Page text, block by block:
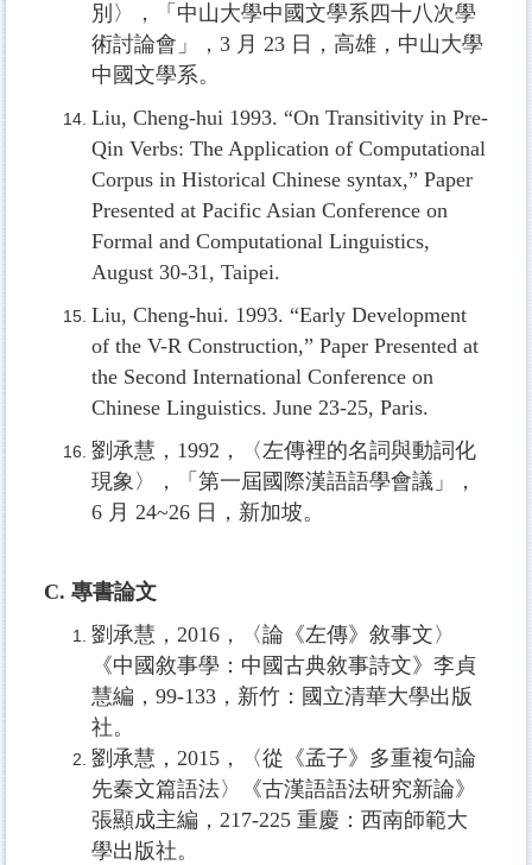
別〉，「中山大學中國文學系四十八次學
術討論會」，3 月 23 日，高雄，中山大學
中國文學系。
Liu, Cheng-hui 1993. “On Transitivity in Pre-
Qin Verbs: The Application of Computational
Corpus in Historical Chinese syntax,” Paper
Presented at Pacific Asian Conference on
Formal and Computational Linguistics,
August 30-31, Taipei.
Liu, Cheng-hui. 1993. “Early Development
of the V-R Construction,” Paper Presented at
the Second International Conference on
Chinese Linguistics. June 23-25, Paris.
劉承慧，1992，〈左傳裡的名詞與動詞化
現象〉，「第一屆國際漢語語學會議」，
6 月 24~26 日，新加坡。
C. 專書論文
劉承慧，2016，〈論《左傳》敘事文〉
《中國敘事學：中國古典敘事詩文》李貞
慧編，99-133，新竹：國立清華大學出版
社。
劉承慧，2015，〈從《孟子》多重複句論
先秦文篇語法〉《古漢語語法研究新論》
張顯成主編，217-225 重慶：西南師範大
學出版社。